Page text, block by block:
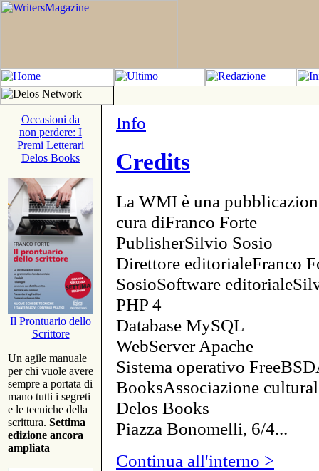
Occasioni da
non perdere: I
Premi Letterari
Delos Books
Il Prontuario dello
Scrittore
Un agile manuale
per chi vuole avere
sempre a portata di
mano tutti i segreti
e le tecniche della
scrittura. Settima
edizione ancora
ampliata
Info
Credits
La WMI è una
cura diFranco Forte
PublisherSilvio Sosio
Direttore editorialeFranco
SosioSoftware
PHP 4
Database MySQL
WebServer Apache
Sistema operativo
BooksAssociazione
Delos Books
Piazza Bonomelli, 6/4...
Continua all'interno >